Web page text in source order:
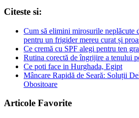
Citeste si:
Cum să elimini mirosurile
pentru un frigider mereu curat și
Ce cremă cu SPF alegi pentru ten
Rutina corectă de îngrijire a tenului
Ce poti face in Hurghada, Egipt
Mâncare Rapidă de Seară: Soluții
Obositoare
Articole Favorite